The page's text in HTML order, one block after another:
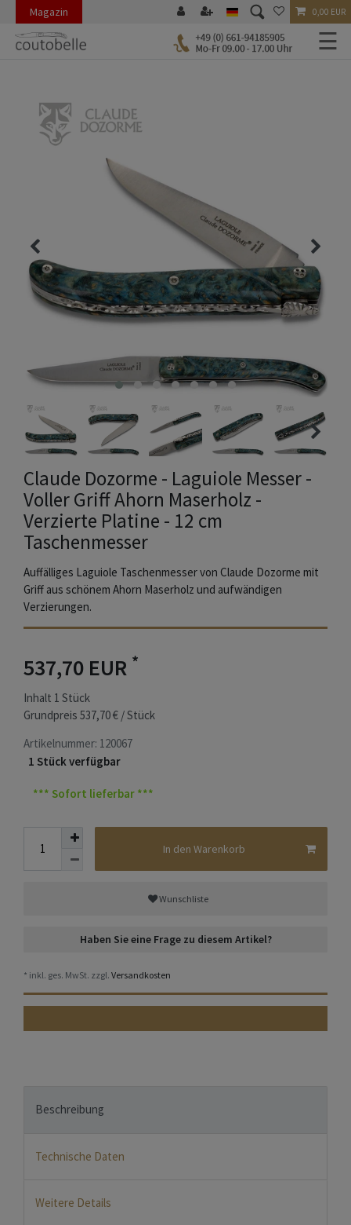
Magazin 0,00 EUR
☰
Claude Dozorme - Laguiole Messer -
Voller Griff Ahorn Maserholz -
Verzierte Platine - 12 cm
Taschenmesser
Auffälliges Laguiole Taschenmesser von Claude Dozorme mit
Griff aus schönem Ahorn Maserholz und aufwändigen
Verzierungen.
537,70 EUR *
Inhalt 1 Stück
Grundpreis 537,70 € / Stück
Artikelnummer: 120067
1 Stück verfügbar
*** Sofort lieferbar ***
In den Warenkorb
Wunschliste
Haben Sie eine Frage zu diesem Artikel?
* inkl. ges. MwSt. zzgl. Versandkosten
Beschreibung
Technische Daten
Weitere Details